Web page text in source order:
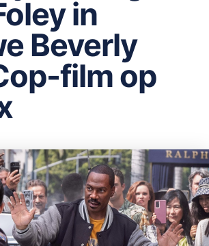
OPSLAANin
Beverly
film op